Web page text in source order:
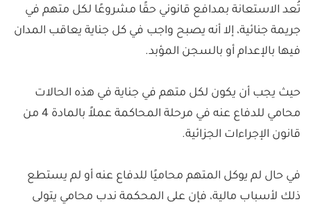
تُعد الاستعانة بمدافع قانوني حقًا مشروعًا لكل متهم في
جريمة جنائية، إلا أنه يصبح واجب في كل جناية يعاقب المدان
فيها بالإعدام أو بالسجن المؤبد.
حيث يجب أن يكون لكل متهم في جناية في هذه الحالات
محامي للدفاع عنه في مرحلة المحاكمة عملاً بالمادة 4 من
قانون الإجراءات الجزائية.
في حال لم يوكل المتهم محاميًا للدفاع عنه أو لم يستطع
ذلك لأسباب مالية، فإن على المحكمة ندب محامي يتولى